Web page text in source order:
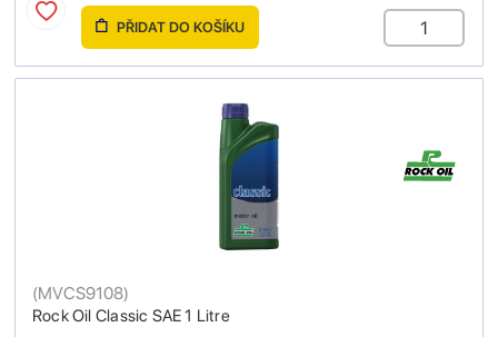
PŘIDAT DO KOŠÍKU
Rock Oil Classic SAE 1 Litre
(MVCS9108)